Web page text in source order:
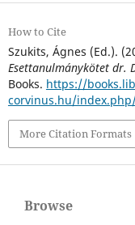
How to Cite
Szukits, Ágnes (Ed.).
Esettanulmánykötet dr.
Books. https://
corvinus.hu/
More Citation Formats
Browse